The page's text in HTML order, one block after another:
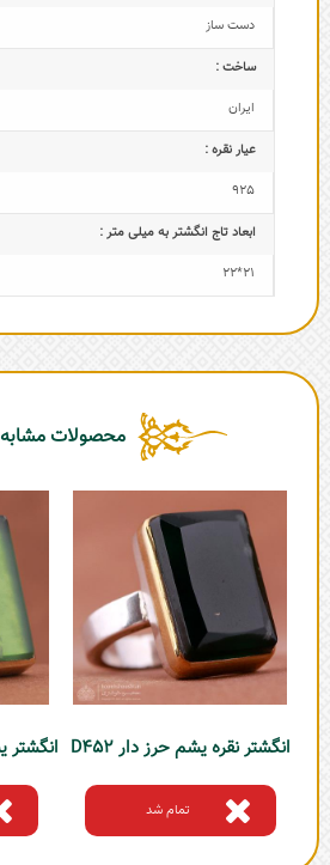
دست ساز
ساخت :
ایران
عیار نقره :
925
ابعاد تاج‌ انگشتر به میلی متر :
21*22
محصولات مشابه
انگشتر نقره یشم حرز دار D452
تمام شد